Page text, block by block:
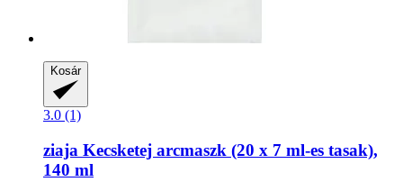
Kosár
3.0 (1)
ziaja Kecsketej arcmaszk (20 x 7 ml-​es tasak),
140 ml